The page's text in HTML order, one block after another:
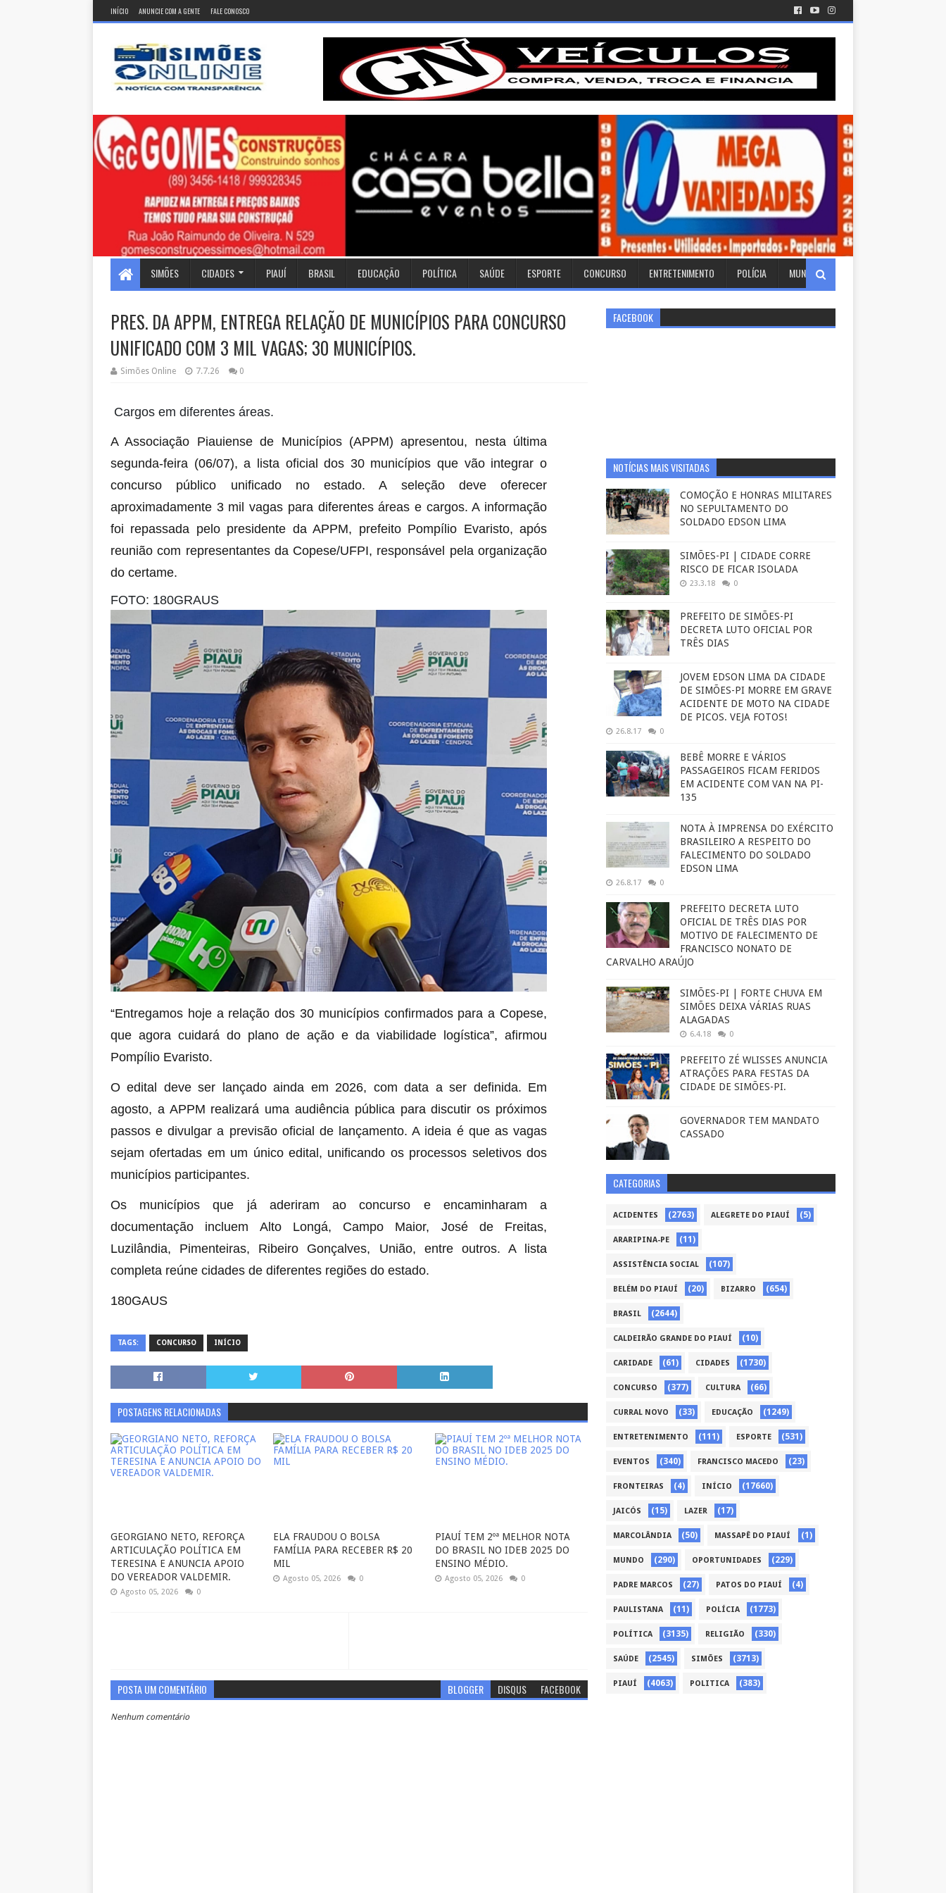
INÍCIO ANUNCIE COM A GENTE FALE CONOSCO
SIMÕES CIDADES PIAUÍ BRASIL EDUCAÇÃO POLÍTICA SAÚDE ESPORTE CONCURSO ENTRETENIMENTO POLÍCIA MUNDO
PRES. DA APPM, ENTREGA RELAÇÃO DE MUNICÍPIOS PARA CONCURSO
UNIFICADO COM 3 MIL VAGAS; 30 MUNICÍPIOS.
Simões Online 7.7.26 0
Cargos em diferentes áreas.
A Associação Piauiense de Municípios (APPM) apresentou, nesta última
segunda-feira (06/07), a lista oficial dos 30 municípios que vão integrar o
concurso público unificado no estado. A seleção deve oferecer
aproximadamente 3 mil vagas para diferentes áreas e cargos. A informação
foi repassada pelo presidente da APPM, prefeito Pompílio Evaristo, após
reunião com representantes da Copese/UFPI, responsável pela organização
do certame.
FOTO: 180GRAUS
“Entregamos hoje a relação dos 30 municípios confirmados para a Copese,
que agora cuidará do plano de ação e da viabilidade logística”, afirmou
Pompílio Evaristo.
O edital deve ser lançado ainda em 2026, com data a ser definida. Em
agosto, a APPM realizará uma audiência pública para discutir os próximos
passos e divulgar a previsão oficial de lançamento. A ideia é que as vagas
sejam ofertadas em um único edital, unificando os processos seletivos dos
municípios participantes.
Os municípios que já aderiram ao concurso e encaminharam a
documentação incluem Alto Longá, Campo Maior, José de Freitas,
Luzilândia, Pimenteiras, Ribeiro Gonçalves, União, entre outros. A lista
completa reúne cidades de diferentes regiões do estado.
180GAUS
TAGS: CONCURSO INÍCIO
POSTAGENS RELACIONADAS
GEORGIANO NETO, REFORÇA
ARTICULAÇÃO POLÍTICA EM
TERESINA E ANUNCIA APOIO
DO VEREADOR VALDEMIR.
Agosto 05, 2026 0
ELA FRAUDOU O BOLSA
FAMÍLIA PARA RECEBER R$ 20
MIL
Agosto 05, 2026 0
PIAUÍ TEM 2ºª MELHOR NOTA
DO BRASIL NO IDEB 2025 DO
ENSINO MÉDIO.
Agosto 05, 2026 0
POSTA UM COMENTÁRIO BLOGGER DISQUS FACEBOOK
Nenhum comentário
FACEBOOK
NOTÍCIAS MAIS VISITADAS
COMOÇÃO E HONRAS MILITARES
NO SEPULTAMENTO DO
SOLDADO EDSON LIMA
SIMÕES-PI | CIDADE CORRE
RISCO DE FICAR ISOLADA
23.3.18 0
PREFEITO DE SIMÕES-PI
DECRETA LUTO OFICIAL POR
TRÊS DIAS
JOVEM EDSON LIMA DA CIDADE
DE SIMÕES-PI MORRE EM GRAVE
ACIDENTE DE MOTO NA CIDADE
DE PICOS. VEJA FOTOS!
26.8.17 0
BEBÊ MORRE E VÁRIOS
PASSAGEIROS FICAM FERIDOS
EM ACIDENTE COM VAN NA PI-
135
NOTA À IMPRENSA DO EXÉRCITO
BRASILEIRO A RESPEITO DO
FALECIMENTO DO SOLDADO
EDSON LIMA
26.8.17 0
PREFEITO DECRETA LUTO
OFICIAL DE TRÊS DIAS POR
MOTIVO DE FALECIMENTO DE
FRANCISCO NONATO DE
CARVALHO ARAÚJO
SIMÕES-PI | FORTE CHUVA EM
SIMÕES DEIXA VÁRIAS RUAS
ALAGADAS
6.4.18 0
PREFEITO ZÉ WLISSES ANUNCIA
ATRAÇÕES PARA FESTAS DA
CIDADE DE SIMÕES-PI.
GOVERNADOR TEM MANDATO
CASSADO
CATEGORIAS
ACIDENTES (2763) ALEGRETE DO PIAUÍ (5)
ARARIPINA-PE (11)
ASSISTÊNCIA SOCIAL (107)
BELÉM DO PIAUÍ (20) BIZARRO (654)
BRASIL (2644)
CALDEIRÃO GRANDE DO PIAUÍ (10)
CARIDADE (61) CIDADES (1730)
CONCURSO (377) CULTURA (66)
CURRAL NOVO (33) EDUCAÇÃO (1249)
ENTRETENIMENTO (111) ESPORTE (531)
EVENTOS (340) FRANCISCO MACEDO (23)
FRONTEIRAS (4) INÍCIO (17660)
JAICÓS (15) LAZER (17)
MARCOLÂNDIA (50) MASSAPÊ DO PIAUÍ (1)
MUNDO (290) OPORTUNIDADES (229)
PADRE MARCOS (27) PATOS DO PIAUÍ (4)
PAULISTANA (11) POLÍCIA (1773)
POLÍTICA (3135) RELIGIÃO (330)
SAÚDE (2545) SIMÕES (3713)
PIAUÍ (4063) POLITICA (383)